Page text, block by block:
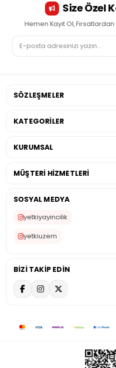
Size Özel
Hemen Kayıt Ol,
SÖZLEŞMELER
KATEGORİLER
KURUMSAL
MÜŞTERİ HİZMETLERİ
SOSYAL MEDYA
yetkiyayincilik
yetkiuzem
BİZİ TAKİP EDİN